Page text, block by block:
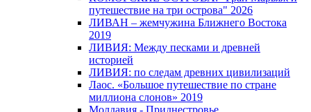
путешествие на три острова" 2026
ЛИВАН – жемчужина Ближнего Востока
2019
ЛИВИЯ: Между песками и древней
историей
ЛИВИЯ: по следам древних цивилизаций
Лаос. «Большое путешествие по стране
миллиона слонов» 2019
Молдавия - Приднестровье